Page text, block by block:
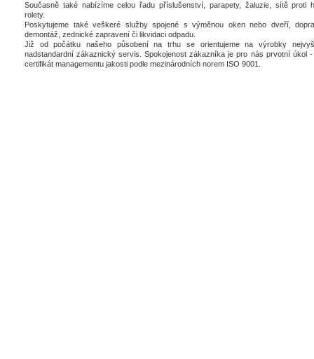
Současně také nabízíme celou řadu příslušenství, parapety, žaluzie, sítě proti
rolety.
Poskytujeme také veškeré služby spojené s výměnou oken nebo dveří,
demontáž, zednické zapravení či likvidaci odpadu.
Již od počátku našeho působení na trhu se orientujeme na výrobky
nadstandardní zákaznický servis. Spokojenost zákazníka je pro nás prvotní úkol
certifikát managementu jakosti podle mezinárodních norem ISO 9001.